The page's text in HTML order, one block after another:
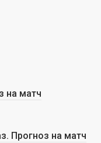
на матч
Прогноз на матч